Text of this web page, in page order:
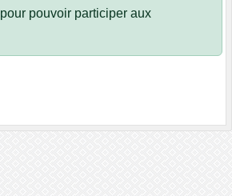
pour pouvoir participer aux